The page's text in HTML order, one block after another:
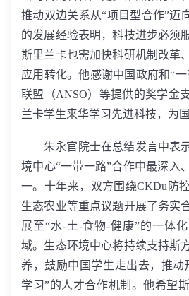
推动双边关系从“项目型合作”迈
的发展经验表明，科技进步必须
斯里兰卡也需加快科研机制改革
应用转化。他感谢中国政府和“
联盟（ANSO）等提供的奖学金
兰卡学生来华学习先进科技，为
朱永官院士在总结发言中表
境中心“一带一路”合作中最深入
一。十年来，双方围绕CKDu 防
生态农业等重点议题开展了务实
展至“水-土-食物-健康”的一体
域。生态环境中心将持续支持斯
养，鼓励中国学生走出去，推动
学习”的人才合作机制。他希望